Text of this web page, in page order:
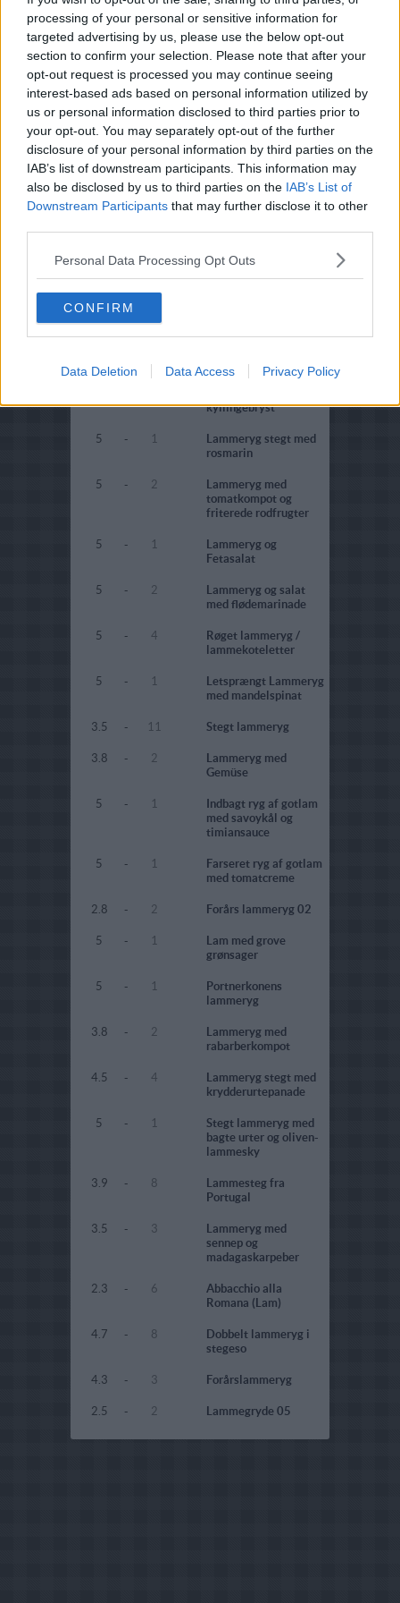
processing of your personal or sensitive information for
targeted advertising by us, please use the below opt-out
section to confirm your selection. Please note that after your
opt-out request is processed you may continue seeing
interest-based ads based on personal information utilized by
us or personal information disclosed to third parties prior to
your opt-out. You may separately opt-out of the further
disclosure of your personal information by third parties on the
IAB’s list of downstream participants. This information may
also be disclosed by us to third parties on the IAB’s List of
Downstream Participants that may further disclose it to other
Personal Data Processing Opt Outs
CONFIRM
Data Deletion Data Access Privacy Policy
spinat
3.4 - 4
Farseret lammeryg
med basilikum
5 - 1 Lammeryg med fyld
3.9 - 5 Italiensk lammeryg
5 - 1 Lammeryg royal
5 3
Lammeryg Dijonaise
med pommes Röstii
sauterede kartofler og
3.3 - 2
Stegt lammeryg fyldt
kyllingebryst
5 - 1
Lammeryg stegt med
rosmarin
5 - 2
Lammeryg med
tomatkompot og
friterede rodfrugter
5 - 1
Lammeryg og
Fetasalat
5 - 2
Lammeryg og salat
med flødemarinade
5 - 4
Røget lammeryg /
lammekoteletter
5 - 1
Letsprængt Lammeryg
med mandelspinat
3.5 - 11 Stegt lammeryg
3.8 - 2
Lammeryg med
Gemüse
5 - 1
Indbagt ryg af gotlam
med savoykål og
timiansauce
5 - 1
Farseret ryg af gotlam
med tomatcreme
2.8 - 2 Forårs lammeryg 02
5 - 1
Lam med grove
grønsager
5 - 1
Portnerkonens
lammeryg
3.8 - 2
Lammeryg med
rabarberkompot
4.5 - 4
Lammeryg stegt med
krydderurtepanade
5 - 1
Stegt lammeryg med
bagte urter og oliven-
lammesky
3.9 - 8
Lammesteg fra
Portugal
3.5 - 3
Lammeryg med
sennep og
madagaskarpeber
2.3 - 6
Abbacchio alla
Romana (Lam)
4.7 - 8
Dobbelt lammeryg i
stegeso
4.3 - 3 Forårslammeryg
2.5 - 2 Lammegryde 05